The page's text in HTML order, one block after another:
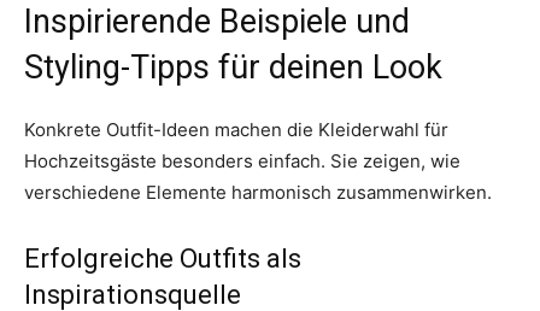
Inspirierende Beispiele und
Styling-Tipps für deinen Look
Konkrete Outfit-Ideen machen die Kleiderwahl für
Hochzeitsgäste besonders einfach. Sie zeigen, wie
verschiedene Elemente harmonisch zusammenwirken.
Erfolgreiche Outfits als
Inspirationsquelle